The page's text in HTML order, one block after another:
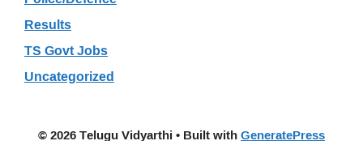
Results
TS Govt Jobs
Uncategorized
© 2026 Telugu Vidyarthi• Built withGeneratePress